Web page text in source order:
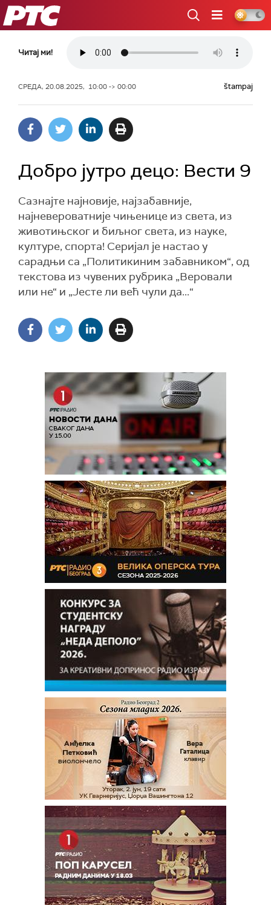
РТС
Читај ми!
СРЕДА, 20.08.2025, 10:00 -> 00:00 štampaj
Добро јутро децо: Вести 9
Сазнајте најновије, најзабавније,
најневероватније чињенице из света, из
животињског и биљног света, из науке,
културе, спорта! Серијал је настао у
сарадњи са „Политикиним забавником“, од
текстова из чувених рубрика „Веровали
или не“ и „Јесте ли већ чули да...“